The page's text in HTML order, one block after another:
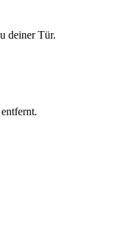
deiner Tür.